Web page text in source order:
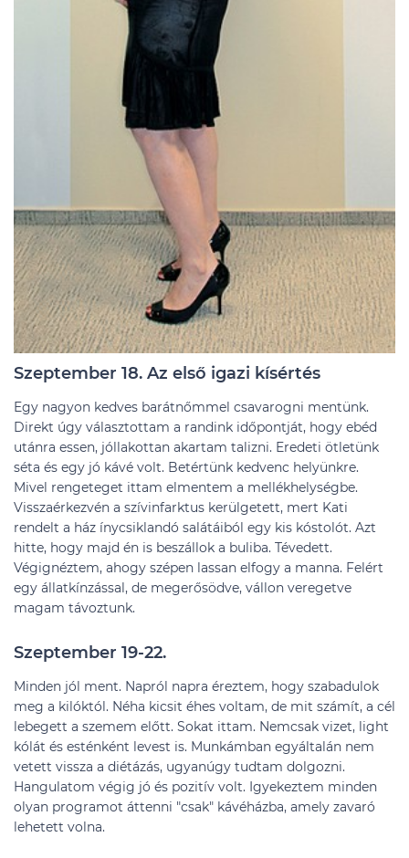
Szeptember 18. Az első igazi kísértés
Egy nagyon kedves barátnőmmel csavarogni mentünk.
Direkt úgy választottam a randink időpontját, hogy ebéd
utánra essen, jóllakottan akartam talizni. Eredeti ötletünk
séta és egy jó kávé volt. Betértünk kedvenc helyünkre.
Mivel rengeteget ittam elmentem a mellékhelységbe.
Visszaérkezvén a szívinfarktus kerülgetett, mert Kati
rendelt a ház ínycsiklandó salátáiból egy kis kóstolót. Azt
hitte, hogy majd én is beszállok a buliba. Tévedett.
Végignéztem, ahogy szépen lassan elfogy a manna. Felért
egy állatkínzással, de megerősödve, vállon veregetve
magam távoztunk.
Szeptember 19-22.
Minden jól ment. Napról napra éreztem, hogy szabadulok
meg a kilóktól. Néha kicsit éhes voltam, de mit számít, a cél
lebegett a szemem előtt. Sokat ittam. Nemcsak vizet, light
kólát és esténként levest is. Munkámban egyáltalán nem
vetett vissza a diétázás, ugyanúgy tudtam dolgozni.
Hangulatom végig jó és pozitív volt. Igyekeztem minden
olyan programot áttenni "csak" kávéházba, amely zavaró
lehetett volna.